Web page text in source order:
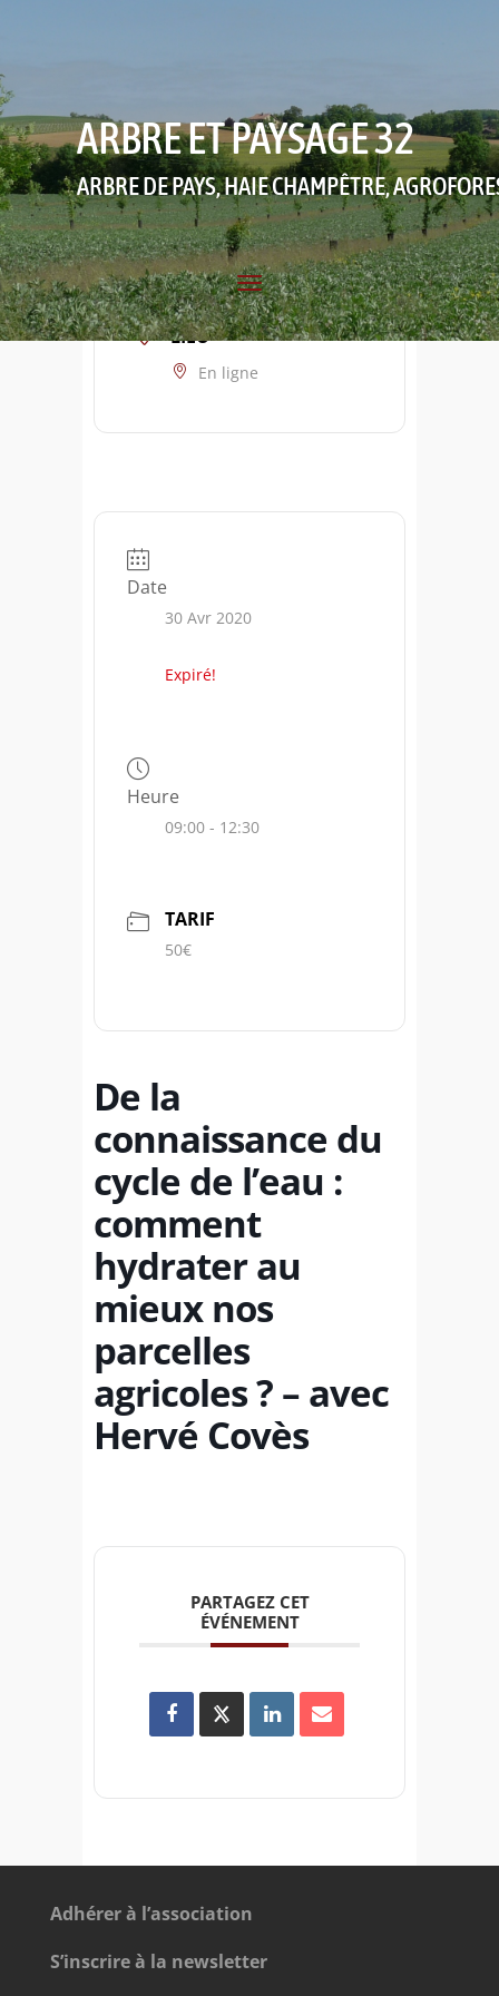
ARBRE ET PAYSAGE 32
ARBRE DE PAYS, HAIE CHAMPÊTRE,
LIEU
En ligne
Date
30 Avr 2020
Expiré!
Heure
09:00 - 12:30
TARIF
50€
De la
connaissance du
cycle de l’eau :
comment
hydrater au
mieux nos
parcelles
agricoles ? – avec
Hervé Covès
PARTAGEZ CET
ÉVÉNEMENT
Adhérer à l’association
S’inscrire à la newsletter